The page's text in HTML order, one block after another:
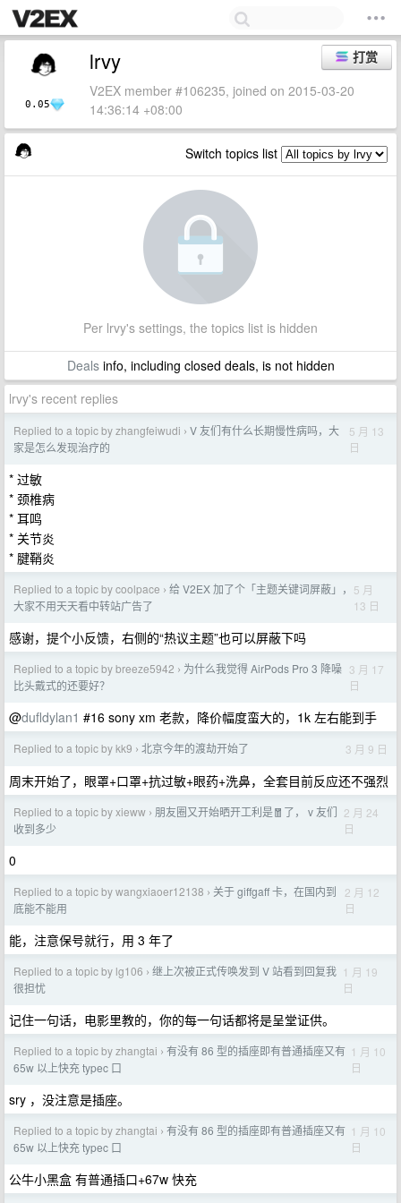
0.05
打赏
lrvy
V2EX member #106235, joined on 2015-03-20
14:36:14 +08:00
Switch topics list
Per lrvy's settings, the topics list is hidden
Dealsinfo, including closed deals, is not hidden
lrvy's recent replies
Replied to a topic by zhangfeiwudi › V 友们有什么长期慢性病吗，大
家是怎么发现治疗的
5 月 13
日
* 过敏
* 颈椎病
* 耳鸣
* 关节炎
* 腱鞘炎
Replied to a topic by coolpace › 给 V2EX 加了个「主题关键词屏蔽」，
大家不用天天看中转站广告了
5 月
13 日
感谢，提个小反馈，右侧的“热议主题”也可以屏蔽下吗
Replied to a topic by breeze5942 › 为什么我觉得 AirPods Pro 3 降噪
比头戴式的还要好？
3 月 17
日
@dufldylan1 #16 sony xm 老款，降价幅度蛮大的，1k 左右能到手
Replied to a topic by kk9 › 北京今年的渡劫开始了 3 月 9 日
周末开始了，眼罩+口罩+抗过敏+眼药+洗鼻，全套目前反应还不强烈
Replied to a topic by xieww › 朋友圈又开始晒开工利是🧧了， v 友们
收到多少
2 月 24
日
0
Replied to a topic by wangxiaoer12138 › 关于 giffgaff 卡，在国内到
底能不能用
2 月 12
日
能，注意保号就行，用 3 年了
Replied to a topic by lg106 › 继上次被正式传唤发到 V 站看到回复我
很担忧
1 月 19
日
记住一句话，电影里教的，你的每一句话都将是呈堂证供。
Replied to a topic by zhangtai › 有没有 86 型的插座即有普通插座又有
65w 以上快充 typec 口
1 月 10
日
sry ，没注意是插座。
Replied to a topic by zhangtai › 有没有 86 型的插座即有普通插座又有
65w 以上快充 typec 口
1 月 10
日
公牛小黑盒 有普通插口+67w 快充